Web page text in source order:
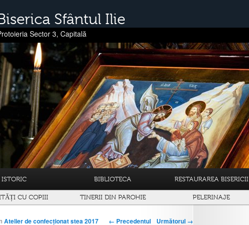
Sfântul Ilie
Sector 3, Capitală
ISTORIC BIBLIOTECA RESTAURAREA BISERICII
CU COPIII TINERII DIN PAROHIE PELERINAJE
← Precedentul Următorul →
Atelier de confecționat stea 2017